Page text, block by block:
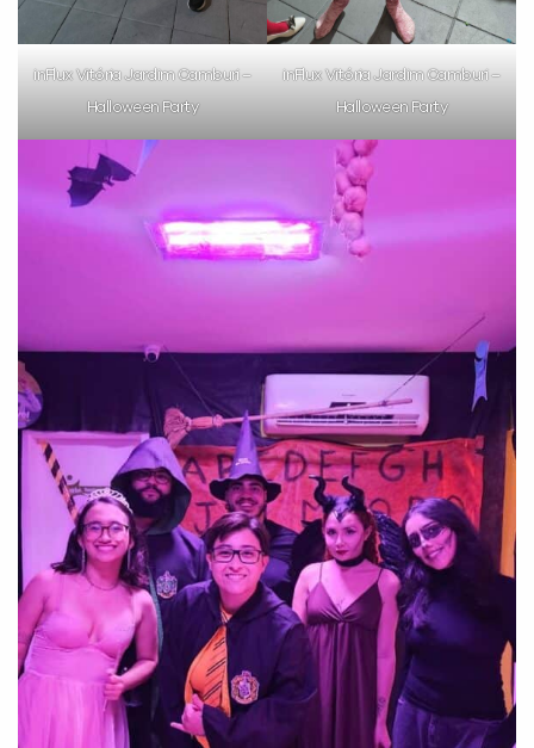
inFlux Vitória Jardim Camburi –
Halloween Party
inFlux Vitória Jardim Camburi –
Halloween Party